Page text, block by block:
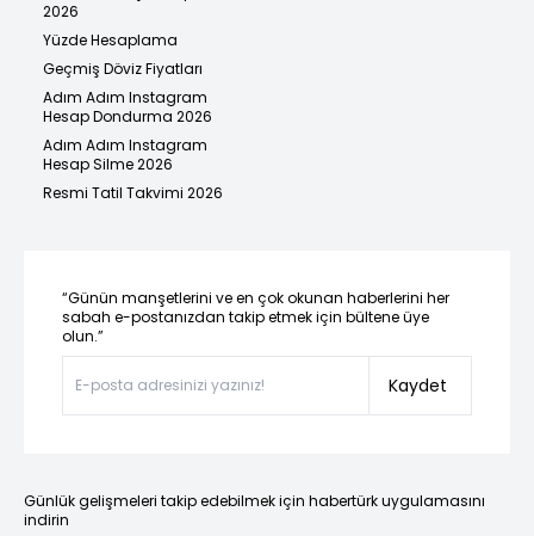
2026
Yüzde Hesaplama
Geçmiş Döviz Fiyatları
Adım Adım Instagram
Hesap Dondurma 2026
Adım Adım Instagram
Hesap Silme 2026
Resmi Tatil Takvimi 2026
“Günün manşetlerini ve en çok okunan haberlerini her
sabah e-postanızdan takip etmek için bültene üye
olun.”
Kaydet
Günlük gelişmeleri takip edebilmek için habertürk uygulamasını
indirin